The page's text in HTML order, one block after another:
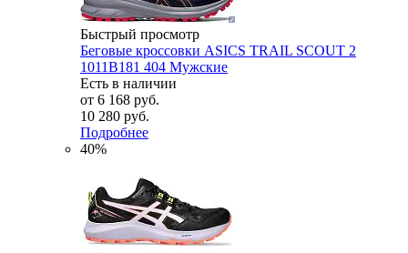
Быстрый просмотр
Беговые кроссовки ASICS TRAIL SCOUT 2
1011B181 404 Мужские
Есть в наличии
от 6 168 руб.
10 280 руб.
Подробнее
40%